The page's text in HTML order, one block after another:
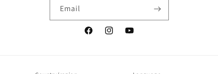
Email
FacebookInstagramYouTube